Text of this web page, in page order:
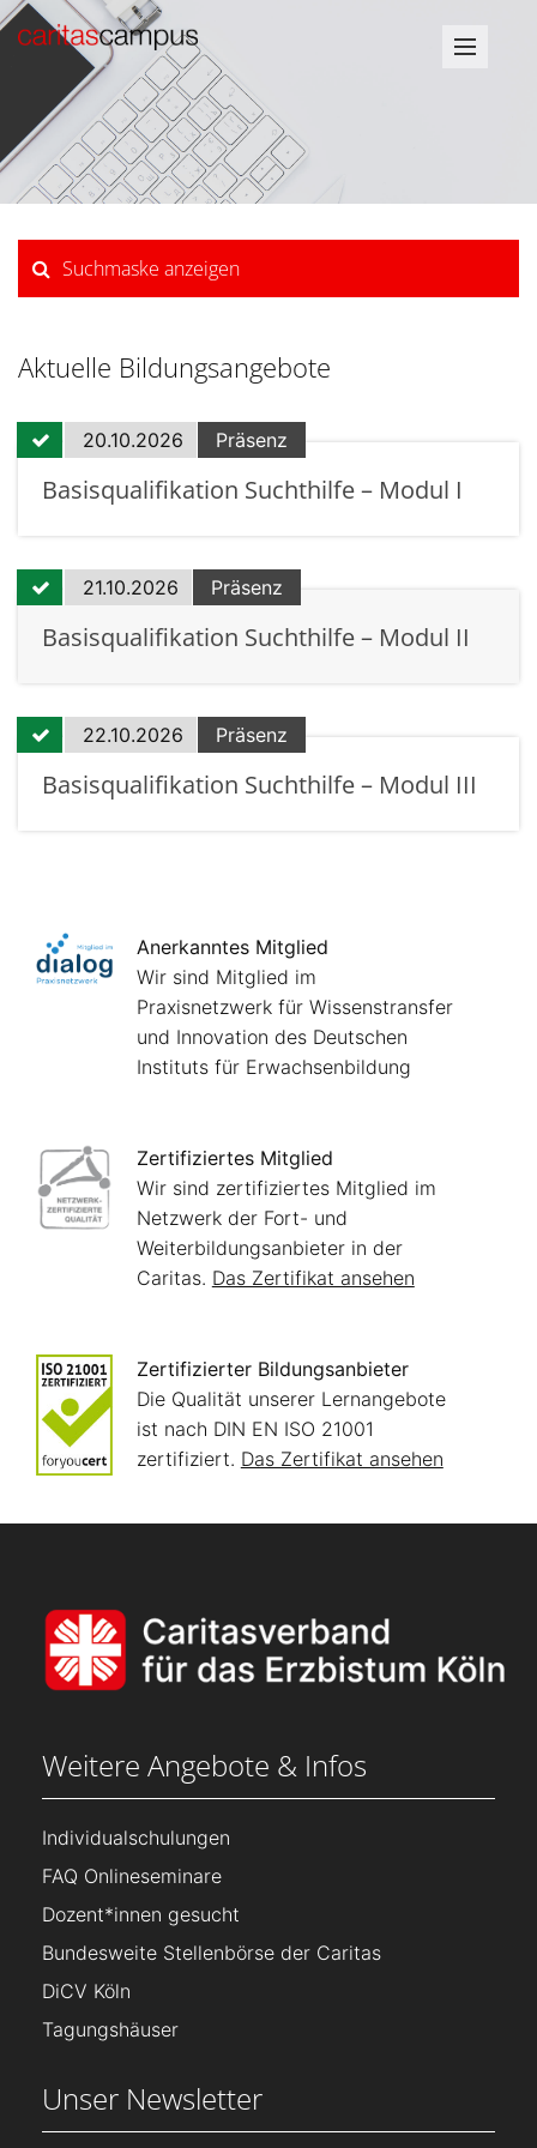
Suchmaske anzeigen
Aktuelle Bildungsangebote
20.10.2026 Präsenz
Basisqualifikation Suchthilfe – Modul I
21.10.2026 Präsenz
Basisqualifikation Suchthilfe – Modul II
22.10.2026 Präsenz
Basisqualifikation Suchthilfe – Modul III
Anerkanntes Mitglied
Wir sind Mitglied im
Praxisnetzwerk für Wissenstransfer
und Innovation des Deutschen
Instituts für Erwachsenbildung
Zertifiziertes Mitglied
Wir sind zertifiziertes Mitglied im
Netzwerk der Fort- und
Weiterbildungsanbieter in der
Caritas. Das Zertifikat ansehen
Zertifizierter Bildungsanbieter
Die Qualität unserer Lernangebote
ist nach DIN EN ISO 21001
zertifiziert. Das Zertifikat ansehen
Weitere Angebote & Infos
Individualschulungen
FAQ Onlineseminare
Dozent*innen gesucht
Bundesweite Stellenbörse der Caritas
DiCV Köln
Tagungshäuser
Unser Newsletter